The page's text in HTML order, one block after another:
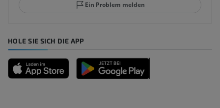
Ein Problem melden
HOLE SIE SICH DIE APP